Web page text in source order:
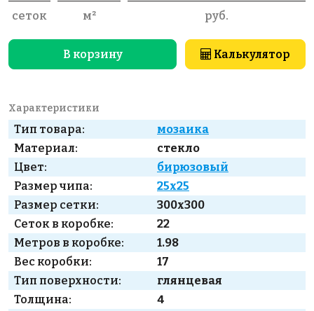
сеток м² руб.
В корзину Калькулятор
Характеристики
Тип товара:
мозаика
Материал:
стекло
Цвет:
бирюзовый
Размер чипа:
25x25
Размер сетки:
300x300
Сеток в коробке:
22
Метров в коробке:
1.98
Вес коробки:
17
Тип поверхности:
глянцевая
Толщина:
4